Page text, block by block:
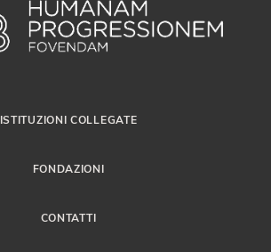
ISTITUZIONI COLLEGATE
FONDAZIONI
CONTATTI